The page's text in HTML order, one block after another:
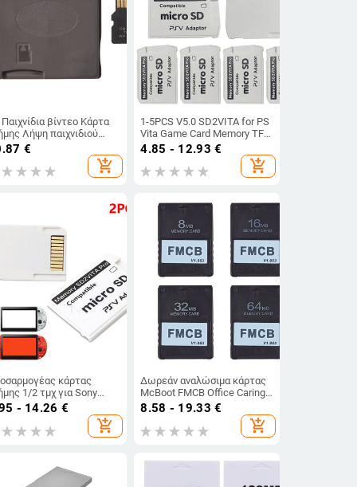
Παιχνίδια βίντεο Κάρτα
Λήψη παιχνιδιού
Flashcard για
€
add_shopping_cart
1-5PCS V5.0 SD2VITA for PS
Vita Game Card Memory TF
Card Adapter PSV 1000/2000
SD Card Adapter 3.65 Θήκη
κάρτας συστήματος
4.85 - 12.93 €
add_shopping_cart
8GB/16GB/32GB/64GB/128GB
κάρτας
1/2 τμχ για Sony
VITA V6.0 SD2
Pro Henkaku 3.65 1000
TF MicroSD Card PSV
- 14.26 €
add_shopping_cart
Δωρεάν αναλώσιμα κάρτας
McBoot FMCB Office Caring
Υπολογιστής για Sony PS2
Playstation 2 Κάρτα μνήμης
8MB/16MB/32MB/64MB Νέο
8.58 - 19.33 €
add_shopping_cart